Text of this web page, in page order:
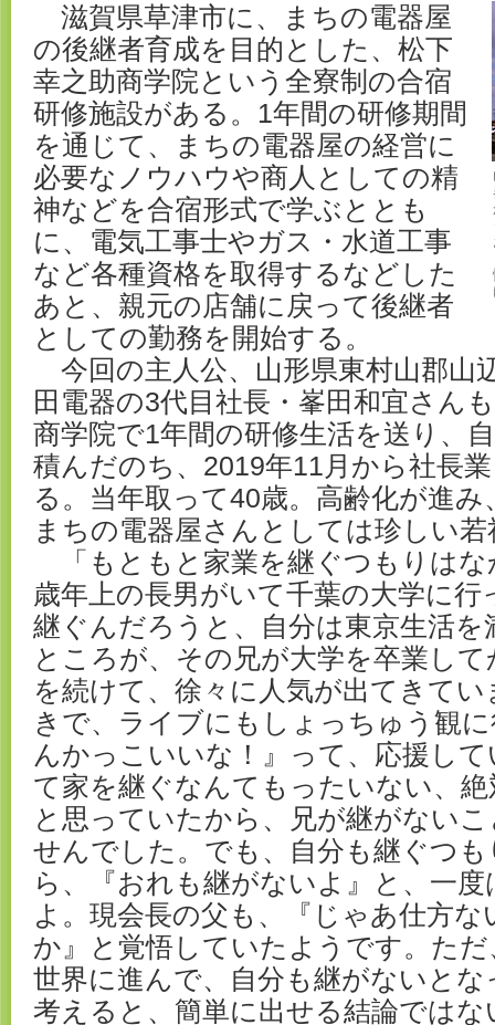
滋賀県草津市に、まちの電器屋
の後継者育成を目的とした、松下
幸之助商学院という全寮制の合宿
研修施設がある。1年間の研修期間
を通じて、まちの電器屋の経営に
必要なノウハウや商人としての精
神などを合宿形式で学ぶととも
に、電気工事士やガス・水道工事
など各種資格を取得するなどした
あと、親元の店舗に戻って後継者
としての勤務を開始する。
今回の主人公、山形県東村山郡山
田電器の3代目社長・峯田和宜さん
商学院で1年間の研修生活を送り、
積んだのち、2019年11月から社長
る。当年取って40歳。高齢化が進
まちの電器屋さんとしては珍しい
「もともと家業を継ぐつもりはな
歳年上の長男がいて千葉の大学に
継ぐんだろうと、自分は東京生活
ところが、その兄が大学を卒業し
を続けて、徐々に人気が出てきて
きで、ライブにもしょっちゅう観
んかっこいいな！』って、応援し
て家を継ぐなんてもったいない、
と思っていたから、兄が継がない
せんでした。でも、自分も継ぐつ
ら、『おれも継がないよ』と、一
よ。現会長の父も、『じゃあ仕方
か』と覚悟していたようです。た
世界に進んで、自分も継がないと
考えると、簡単に出せる結論では